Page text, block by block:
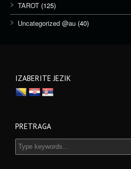
TAROT (125)
Uncategorized @au (40)
IZABERITE JEZIK
PRETRAGA